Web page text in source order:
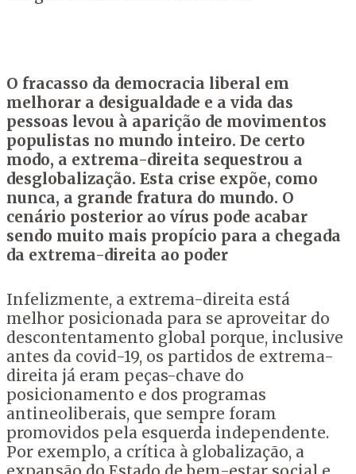
O fracasso da democracia liberal em
melhorar a desigualdade e a vida das
pessoas levou à aparição de movimentos
populistas no mundo inteiro. De certo
modo, a extrema-direita sequestrou a
desglobalização. Esta crise expõe, como
nunca, a grande fratura do mundo. O
cenário posterior ao vírus pode acabar
sendo muito mais propício para a chegada
da extrema-direita ao poder
Infelizmente, a extrema-direita está
melhor posicionada para se aproveitar do
descontentamento global porque, inclusive
antes da covid-19, os partidos de extrema-
direita já eram peças-chave do
posicionamento e dos programas
antineoliberais, que sempre foram
promovidos pela esquerda independente.
Por exemplo, a crítica à globalização, a